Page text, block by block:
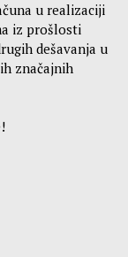
u realizaciji
iz prošlosti
dešavanja u
značajnih